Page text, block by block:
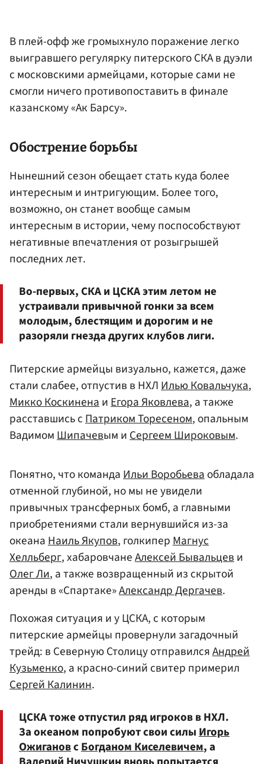
В плей-офф же громыхнуло поражение легко
выигравшего регулярку питерского СКА в дуэли
с московскими армейцами, которые сами не
смогли ничего противопоставить в финале
казанскому «Ак Барсу».
Обострение борьбы
Нынешний сезон обещает стать куда более
интересным и интригующим. Более того,
возможно, он станет вообще самым
интересным в истории, чему поспособствуют
негативные впечатления от розыгрышей
последних лет.
Во-первых, СКА и ЦСКА этим летом не
устраивали привычной гонки за всем
молодым, блестящим и дорогим и не
разоряли гнезда других клубов лиги.
Питерские армейцы визуально, кажется, даже
стали слабее, отпустив в НХЛИлью Ковальчука,
Микко КоскиненаиЕгора Яковлева, а также
расставшись сПатриком Торесеном, опальным
ВадимомШипачевым иСергеем Широковым.
Понятно, что командаИльи Воробьеваобладала
отменной глубиной, но мы не увидели
привычных трансферных бомб, а главными
приобретениями стали вернувшийся из-за
океанаНаиль Якупов, голкиперМагнус
Хелльберг, хабаровчанеАлексей Бывальцеви
Олег Ли, а также возвращенный из скрытой
аренды в «Спартаке»Александр Дергачев.
Похожая ситуация и у ЦСКА, с которым
питерские армейцы провернули загадочный
трейд: в Северную Столицу отправилсяАндрей
Кузьменко, а красно-синий свитер примерил
Сергей Калинин.
ЦСКА тоже отпустил ряд игроков в НХЛ.
За океаном попробуют свои силыИгорь
ОжигановсБогданом Киселевичем, а